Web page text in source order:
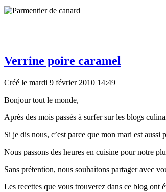
Verrine poire caramel
Créé le mardi 9 février 2010 14:49
Bonjour tout le monde,
Après des mois passés à surfer sur les blogs
Si je dis nous, c’est parce que mon mari est
Nous passons des heures en cuisine pour notre
Sans prétention, nous souhaitons partager avec
Les recettes que vous trouverez dans ce blog